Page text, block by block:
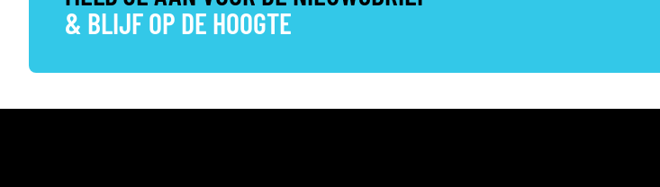
& BLIJF OP DE HOOGTE